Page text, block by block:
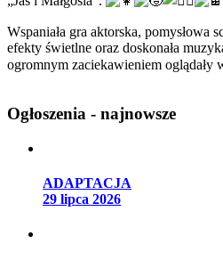
Wspaniała gra aktorska, pomysłowa
efekty świetlne oraz doskonała
ogromnym zaciekawieniem oglądały
Ogłoszenia - najnowsze
ADAPTACJA
29 lipca 2026